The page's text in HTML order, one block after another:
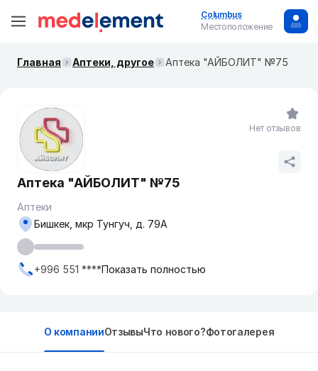
Columbus
Местоположение
Главная Аптеки, другое Аптека "АЙБОЛИТ" №75
Аптека "АЙБОЛИТ" №75
Аптеки
Бишкек, мкр Тунгуч, д. 79А
+996 551 ****Показать полностью
Нет отзывов
О компанииОтзывыЧто нового?Фотогалерея